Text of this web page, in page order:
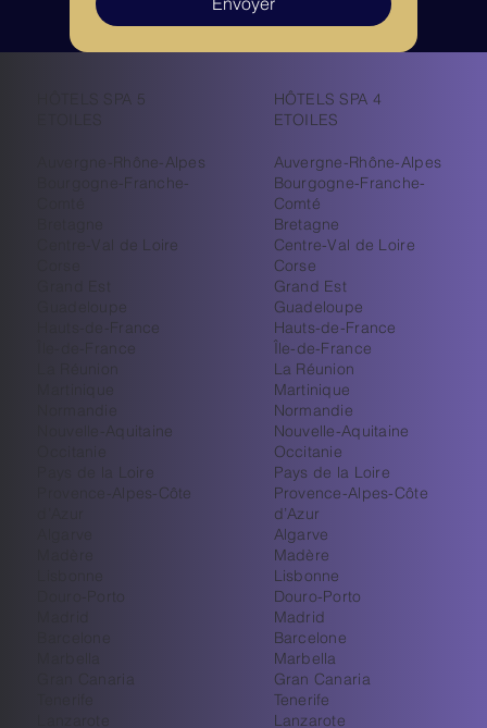
HÔTELS SPA 5
Auvergne-Rhône-Alpes
Bourgogne-Franche-
Centre-Val de Loire
Guadeloupe
Hauts-de-France
Île-de-France
La Réunion
Nouvelle-Aquitaine
Pays de la Loire
Provence-Alpes-Côte
Douro-Porto
Gran Canaria
HÔTELS SPA 4
ETOILES
Auvergne-Rhône-Alpes
Bourgogne-Franche-
Comté
Bretagne
Centre-Val de Loire
Corse
Grand Est
Guadeloupe
Hauts-de-France
Île-de-France
La Réunion
Martinique
Normandie
Nouvelle-Aquitaine
Occitanie
Pays de la Loire
Provence-Alpes-Côte
d’Azur
Algarve
Madère
Lisbonne
Douro-Porto
Madrid
Barcelone
Marbella
Gran Canaria
Tenerife
Lanzarote